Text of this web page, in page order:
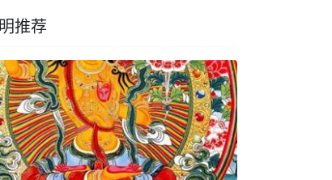
推荐